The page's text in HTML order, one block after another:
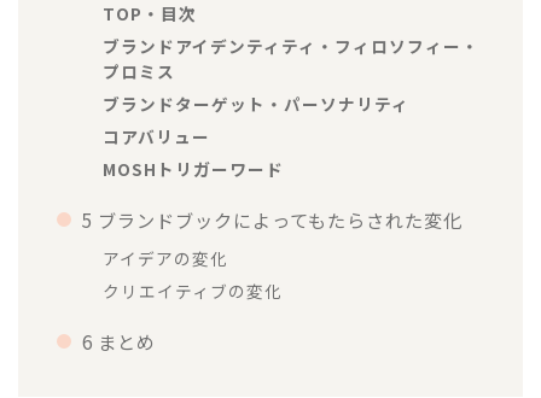
TOP・目次
ブランドアイデンティティ・フィロソフィー・
プロミス
ブランドターゲット・パーソナリティ
コアバリュー
MOSHトリガーワード
5 ブランドブックによってもたらされた変化
アイデアの変化
クリエイティブの変化
6 まとめ